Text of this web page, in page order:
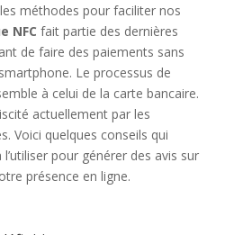
méthodes pour faciliter nos
NFC fait partie des dernières
de faire des paiements sans
Le processus de
à celui de la carte bancaire.
actuellement par les
Voici quelques conseils qui
pour générer des avis sur
présence en ligne.